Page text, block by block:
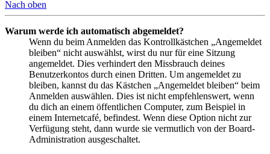
Nach oben
Warum werde ich automatisch abgemeldet?
Wenn du beim Anmelden das Kontrollkästchen „Angemeldet
bleiben“ nicht auswählst, wirst du nur für eine Sitzung
angemeldet. Dies verhindert den Missbrauch deines
Benutzerkontos durch einen Dritten. Um angemeldet zu
bleiben, kannst du das Kästchen „Angemeldet bleiben“ beim
Anmelden auswählen. Dies ist nicht empfehlenswert, wenn
du dich an einem öffentlichen Computer, zum Beispiel in
einem Internetcafé, befindest. Wenn diese Option nicht zur
Verfügung steht, dann wurde sie vermutlich von der Board-
Administration ausgeschaltet.